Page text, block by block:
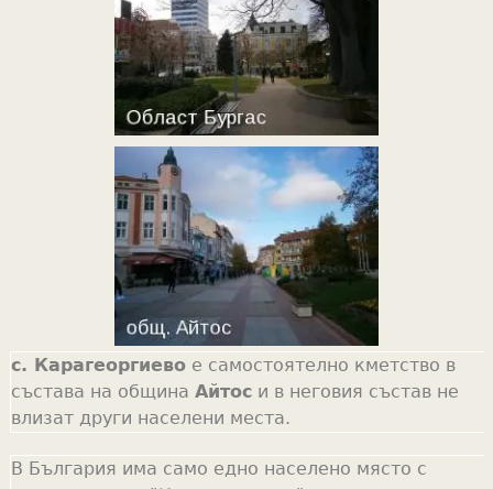
с. Карагеоргиевое самостоятелно кметство в
състава на община Айтоси в неговия състав не
влизат други населени места.
В България има само едно населено място с